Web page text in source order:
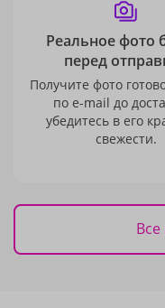
Реальное фото
перед
Получите фото
по e-mail до
убедитесь в его
свежести.